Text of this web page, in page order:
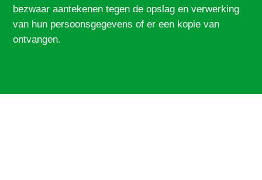
bezwaar aantekenen tegen de opslag en verwerking
van hun persoonsgegevens of er een kopie van
ontvangen.